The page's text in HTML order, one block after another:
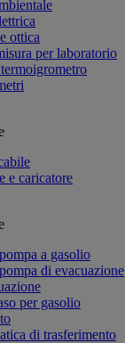
ottica
per laboratorio
e caricatore
a gasolio
di evacuazione
per gasolio
di trasferimento